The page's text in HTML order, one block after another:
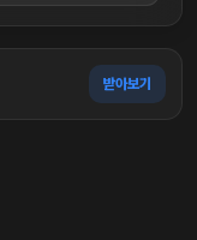
받아보기